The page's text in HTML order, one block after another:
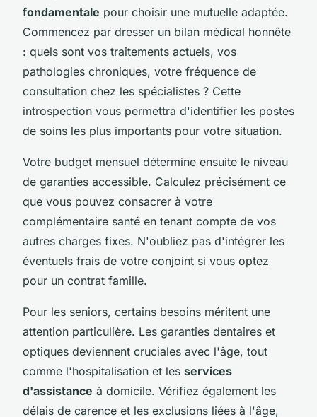
fondamentale pour choisir une mutuelle adaptée.
Commencez par dresser un bilan médical honnête
: quels sont vos traitements actuels, vos
pathologies chroniques, votre fréquence de
consultation chez les spécialistes ? Cette
introspection vous permettra d'identifier les postes
de soins les plus importants pour votre situation.
Votre budget mensuel détermine ensuite le niveau
de garanties accessible. Calculez précisément ce
que vous pouvez consacrer à votre
complémentaire santé en tenant compte de vos
autres charges fixes. N'oubliez pas d'intégrer les
éventuels frais de votre conjoint si vous optez
pour un contrat famille.
Pour les seniors, certains besoins méritent une
attention particulière. Les garanties dentaires et
optiques deviennent cruciales avec l'âge, tout
comme l'hospitalisation et les services
d'assistance à domicile. Vérifiez également les
délais de carence et les exclusions liées à l'âge,